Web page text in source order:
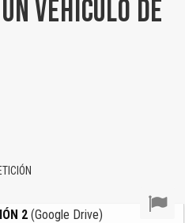
VEHÍCULO DE
2 (Google Drive)